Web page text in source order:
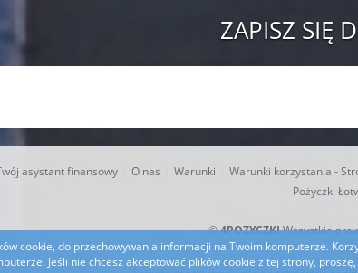
ZAPISZ SIĘ
asystant finansowy O nas Warunki Warunki korzystania -
Pożyczki
©4POZYCZKIWszystkie
cookie, do przechowywania informacji na Twoim komputerze.
Jeśli nie chcesz akceptować plików cookie z tej strony,